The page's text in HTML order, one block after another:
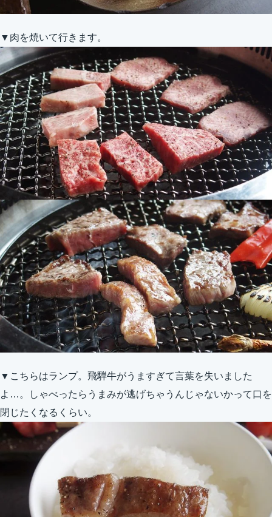
▼肉を焼いて行きます。
▼こちらはランプ。飛騨牛がうますぎて言葉を失いました
よ…。しゃべったらうまみが逃げちゃうんじゃないかって口を
閉じたくなるくらい。